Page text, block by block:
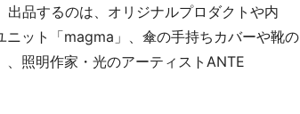
品するのは、オリジナルプロダクトや内
ット「magma」、傘の手持ちカバーや靴の
照明作家・光のアーティストANTE